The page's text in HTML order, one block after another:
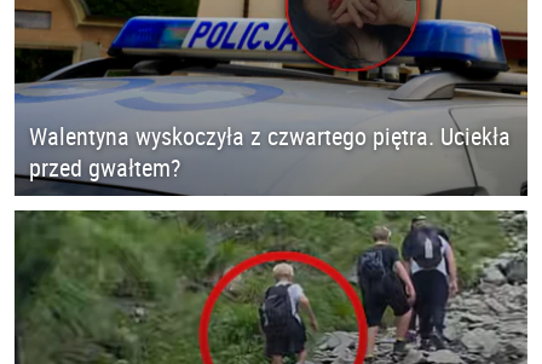
Walentyna wyskoczyła z czwartego piętra. Uciekła
przed gwałtem?